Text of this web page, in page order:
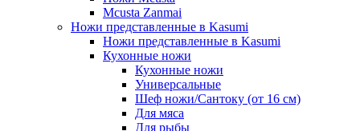
Mcusta Zanmai
Ножи представленные в Kasumi
Ножи представленные в Kasumi
Кухонные ножи
Кухонные ножи
Универсальные
Шеф ножи/Сантоку (от 16 см)
Для мяса
Для рыбы